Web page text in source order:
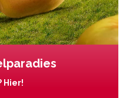
Hier!